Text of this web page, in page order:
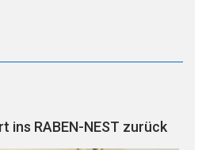
ins RABEN-NEST zurück